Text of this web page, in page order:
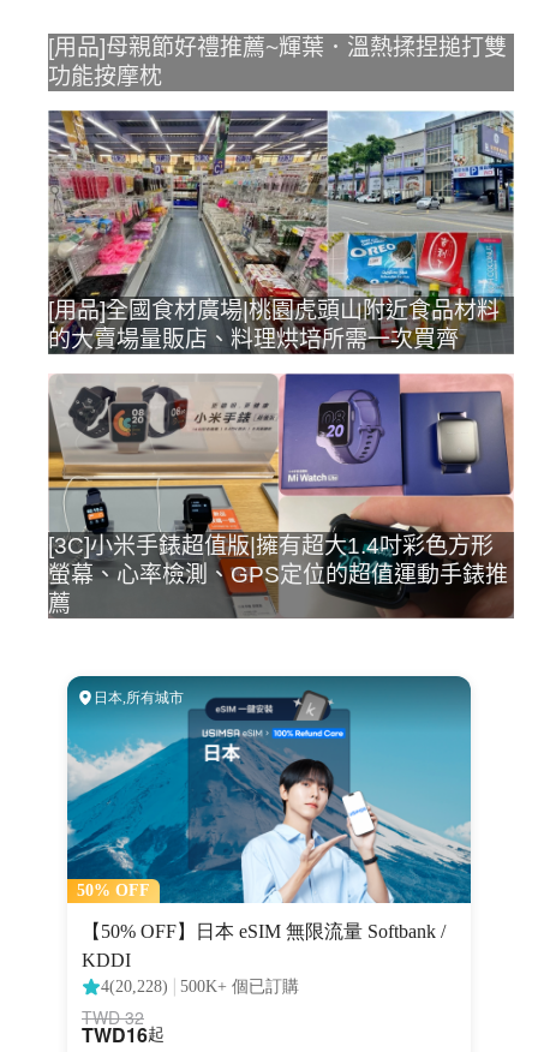
[用品]母親節好禮推薦~輝葉．溫熱揉捏搥打雙
功能按摩枕
[用品]全國食材廣場|桃園虎頭山附近食品材料
的大賣場量販店、料理烘培所需一次買齊
[3C]小米手錶超值版|擁有超大1.4吋彩色方形
螢幕、心率檢測、GPS定位的超值運動手錶推
薦